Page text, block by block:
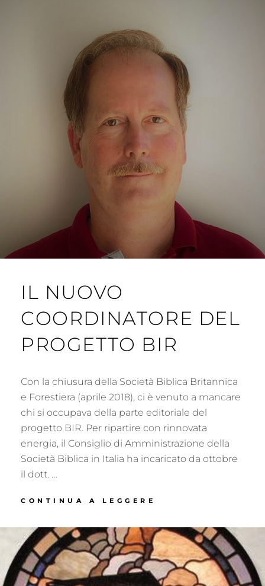
IL NUOVO
COORDINATORE DEL
PROGETTO BIR
Con la chiusura della Società Biblica Britannica
e Forestiera (aprile 2018), ci è venuto a mancare
chi si occupava della parte editoriale del
progetto BIR. Per ripartire con rinnovata
energia, il Consiglio di Amministrazione della
Società Biblica in Italia ha incaricato da ottobre
il dott. …
CONTINUA A LEGGERE
DEL
PROGETTO
BIR